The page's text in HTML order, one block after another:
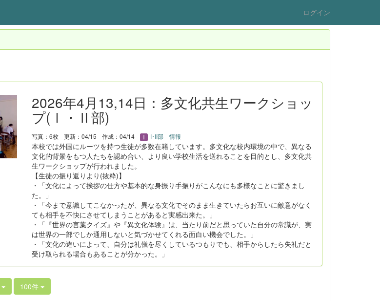
ログイン
2026年4月13,14日：多文化共生ワークショッ
プ(Ⅰ・Ⅱ部)
写真：6枚 更新：04/15 作成：04/14 I･II部 情報
本校では外国にルーツを持つ生徒が多数在籍しています。多文化な校内環境の中で、異なる
文化的背景をもつ人たちを認め合い、より良い学校生活を送れることを目的とし、多文化共
生ワークショップが行われました。
【生徒の振り返りより(抜粋)】
・「文化によって挨拶の仕方や基本的な身振り手振りがこんなにも多様なことに驚きまし
た。」
・「今まで意識してこなかったが、異なる文化でそのまま生きていたらお互いに敵意がなく
ても相手を不快にさせてしまうことがあると実感出来た。」
・「『世界の言葉クイズ』や『異文化体験』は、当たり前だと思っていた自分の常識が、実
は世界の一部でしか通用しないと気づかせてくれる面白い機会でした。」
・「文化の違いによって、自分は礼儀を尽くしているつもりでも、相手からしたら失礼だと
受け取られる場合もあることが分かった。」
100件